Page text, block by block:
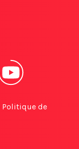
Politique de